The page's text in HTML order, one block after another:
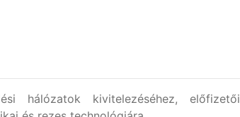
hálózatok kivitelezéséhez, előfizetői